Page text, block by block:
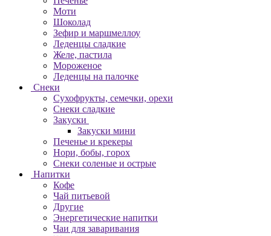
Моти
Шоколад
Зефир и маршмеллоу
Леденцы сладкие
Желе, пастила
Мороженое
Леденцы на палочке
Снеки
Сухофрукты, семечки, орехи
Снеки сладкие
Закуски
Закуски мини
Печенье и крекеры
Нори, бобы, горох
Снеки соленые и острые
Напитки
Кофе
Чай питьевой
Другие
Энергетические напитки
Чаи для заваривания